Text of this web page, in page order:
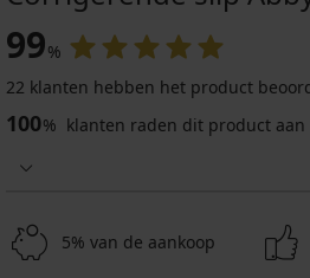
slip
€
actie
Corrigerende
Push-
€
actie
99%
22 klanten hebben het product
100% klanten raden dit product aan
5% van de aankoop